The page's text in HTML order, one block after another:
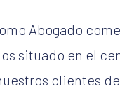
Abogado
situado en el
clientes